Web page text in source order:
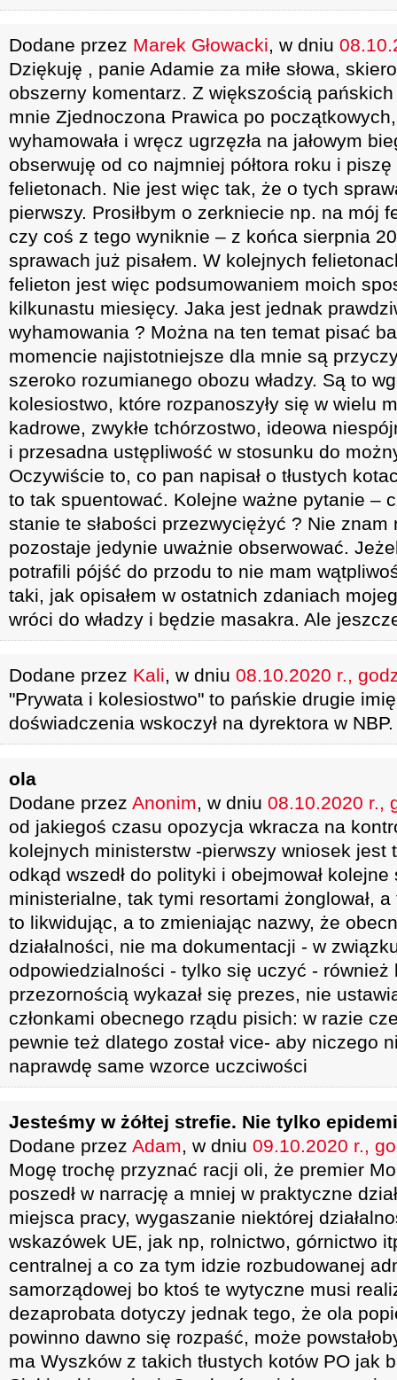
Dodane przez Marek Głowacki, w dniu
Dziękuję , panie Adamie za miłe słowa,
obszerny komentarz. Z większością
mnie Zjednoczona Prawica po
wyhamowała i wręcz ugrzęzła na jałowym
obserwuję od co najmniej półtora roku i
felietonach. Nie jest więc tak, że o tych
pierwszy. Prosiłbym o zerkniecie np. na mój
czy coś z tego wyniknie – z końca sierpnia
sprawach już pisałem. W kolejnych
felieton jest więc podsumowaniem moich
kilkunastu miesięcy. Jaka jest jednak
wyhamowania ? Można na ten temat pisać
momencie najistotniejsze dla mnie są
szeroko rozumianego obozu władzy. Są to
kolesiostwo, które rozpanoszyły się w wielu
kadrowe, zwykłe tchórzostwo, ideowa
i przesadna ustępliwość w stosunku do
Oczywiście to, co pan napisał o tłustych
to tak spuentować. Kolejne ważne pytanie –
stanie te słabości przezwyciężyć ? Nie
pozostaje jedynie uważnie obserwować.
potrafili pójść do przodu to nie mam
taki, jak opisałem w ostatnich zdaniach
wróci do władzy i będzie masakra. Ale
Dodane przez Kali, w dniu 08.10.2020 r.,
"Prywata i kolesiostwo" to pańskie drugie
doświadczenia wskoczył na dyrektora w
ola
Dodane przez Anonim, w dniu 08.10.2020 r.,
od jakiegoś czasu opozycja wkracza na
kolejnych ministerstw -pierwszy wniosek jest
odkąd wszedł do polityki i obejmował
ministerialne, tak tymi resortami żonglował,
to likwidując, a to zmieniając nazwy, że
działalności, nie ma dokumentacji - w
odpowiedzialności - tylko się uczyć - również
przezornością wykazał się prezes, nie
członkami obecnego rządu pisich: w razie
pewnie też dlatego został vice- aby niczego
naprawdę same wzorce uczciwości
Jesteśmy w żółtej strefie. Nie tylko
Dodane przez Adam, w dniu 09.10.2020 r.,
Mogę trochę przyznać racji oli, że premier
poszedł w narrację a mniej w praktyczne
miejsca pracy, wygaszanie niektórej
wskazówek UE, jak np, rolnictwo, górnictwo
centralnej a co za tym idzie rozbudowanej
samorządowej bo ktoś te wytyczne musi
dezaprobata dotyczy jednak tego, że ola
powinno dawno się rozpaść, może
ma Wyszków z takich tłustych kotów PO jak